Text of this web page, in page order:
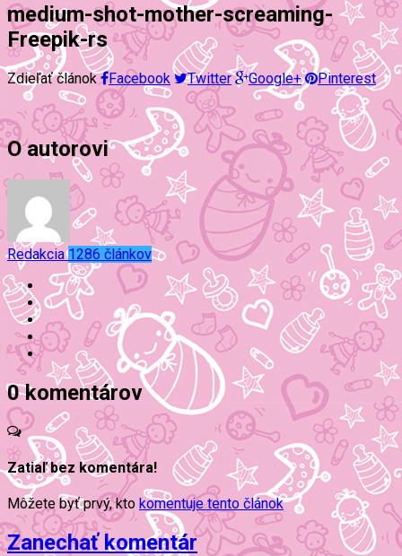
medium-shot-mother-screaming-
Freepik-rs
Zdieľať článok Facebook Twitter Google+ Pinterest
O autorovi
Redakcia1286 článkov
0 komentárov
Zatiaľ bez komentára!
Môžete byť prvý, kto komentuje tento článok
Zanechať komentár